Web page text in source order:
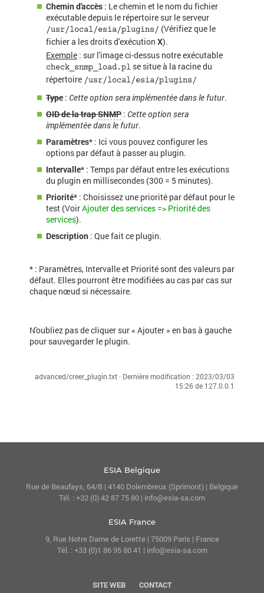
Chemin d'accès : Le chemin et le nom du fichier
exécutable depuis le répertoire sur le serveur
/usr/local/esia/plugins/ (Vérifiez que le
fichier a les droits d'exécution X).
Exemple : sur l'image ci-dessus notre exécutable
check_snmp_load.pl se situe à la racine du
répertoire /usr/local/esia/plugins/
Type : Cette option sera implémentée dans le futur.
OID de la trapSNMP : Cette option sera
implémentée dans le futur.
Paramètres* : Ici vous pouvez configurer les
options par défaut à passer au plugin.
Intervalle* : Temps par défaut entre les exécutions
du plugin en millisecondes (300 = 5 minutes).
Priorité* : Choisissez une priorité par défaut pour le
test (VoirAjouter des services => Priorité des
services).
Description : Que fait ce plugin.
* : Paramètres, Intervalle et Priorité sont des valeurs par
défaut. Elles pourront être modifiées au cas par cas sur
chaque nœud si nécessaire.
N'oubliez pas de cliquer sur « Ajouter » en bas à gauche
pour sauvegarder le plugin.
advanced/creer_plugin.txt · Dernière modification : 2023/03/03
15:26de 127.0.0.1
ESIA Belgique
Rue de Beaufays, 64/B | 4140 Dolembreux (Sprimont) | Belgique
Tél. : +32 (0) 42 87 75 80 | info@esia-sa.com
ESIA France
9, Rue Notre Dame de Lorette | 75009 Paris | France
Tél. : +33 (0)1 86 95 80 41 | info@esia-sa.com
SITE WEB CONTACT